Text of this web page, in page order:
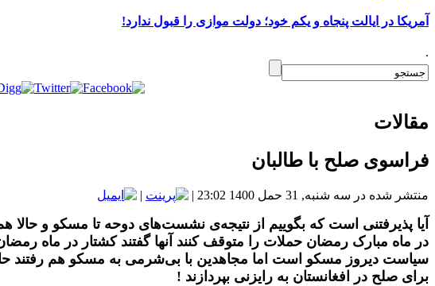
آمریکا در ایالت پنجاه و یکم خود؛ دولت موازی را قبول ندارد!
.
مقالات
فراسوی صلح با طالبان
منتشر شده در سه شنبه, 31 حمل 1400 23:02 |
|
آیا پذیرفتنی است که بگوییم از نتیجه‌ی نشست‌های دوحه تا مسکو و
در ماه مبارک رمضان حملات را متوقف کنند آنها گفتند کشتار در ماه
سیاست دیروز مسکو است اما مجاهدین با بی‌شرمی به مسکو هم رفتند
برای صلح در افغانستان به رایزنی بپردازند !